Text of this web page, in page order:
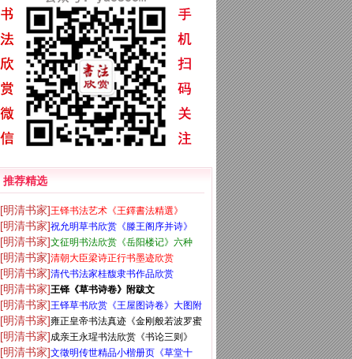
推荐精选
[明清书家]王铎书法艺术《王鐸書法精選》
[明清书家]祝允明草书欣赏《滕王阁序并诗》
[明清书家]文征明书法欣赏《岳阳楼记》六种
[明清书家]清朝大臣梁诗正行书墨迹欣赏
[明清书家]清代书法家桂馥隶书作品欣赏
[明清书家]王铎《草书诗卷》附跋文
[明清书家]王铎草书欣赏《王屋图诗卷》大图附
释文
[明清书家]雍正皇帝书法真迹《金刚般若波罗蜜
经》
[明清书家]成亲王永瑆书法欣赏《书论三则》
[明清书家]文徵明传世精品小楷册页《草堂十